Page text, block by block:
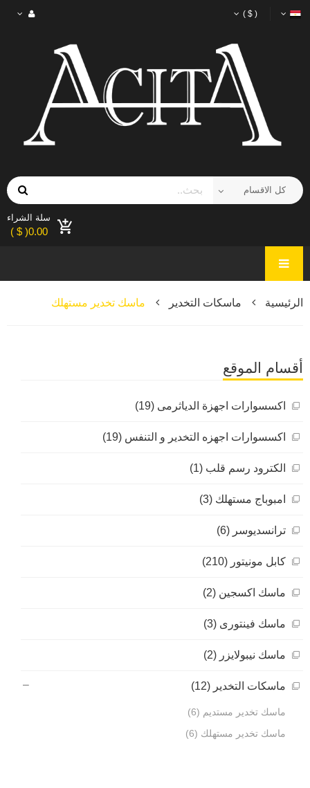
( $ )
سلة الشراء
0.00( $ )
الرئيسية ماسكات التخدير ماسك تخدير مستهلك
أقسام الموقع
اكسسوارات اجهزة الدياثرمى (19)
اكسسوارات اجهزه التخدير و التنفس (19)
الكترود رسم قلب (1)
امبوباج مستهلك (3)
ترانسديوسر (6)
كابل مونيتور (210)
ماسك اكسجين (2)
ماسك فينتورى (3)
ماسك نيبولايزر (2)
ماسكات التخدير (12)
ماسك تخدير مستديم (6)
ماسك تخدير مستهلك (6)